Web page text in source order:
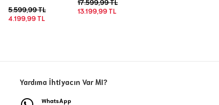
4.199,99 TL
5.599,99 TL 13.199,99 TL
17.599,99 TL
Yardıma İhtiyacın Var MI?
WhatsApp